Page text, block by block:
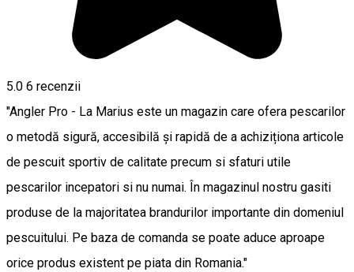
5.0 6 recenzii
"Angler Pro - La Marius este un magazin care ofera pescarilor
o metodă sigură, accesibilă și rapidă de a achiziționa articole
de pescuit sportiv de calitate precum si sfaturi utile
pescarilor incepatori si nu numai. În magazinul nostru gasiti
produse de la majoritatea brandurilor importante din domeniul
pescuitului. Pe baza de comanda se poate aduce aproape
orice produs existent pe piata din Romania."